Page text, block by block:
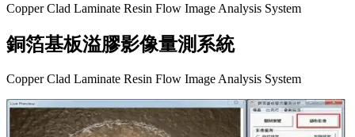
Copper Clad Laminate Resin Flow Image Analysis System
銅箔基板溢膠影像量測系統
Copper Clad Laminate Resin Flow Image Analysis System